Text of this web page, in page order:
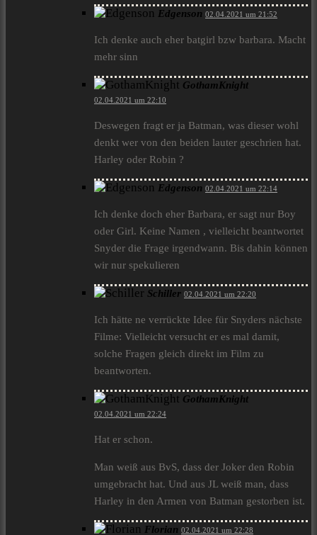
Edgenson 02.04.2021 um 21:52
Ich denke auch eher batgirl bzw barbara. Macht
mehr sinn
GothamKnight
02.04.2021 um 22:10
Deswegen fragt er ja Batman, was dieser wohl
denkt wer von den beiden lauter geschrien hat.
Harley oder Robin ?
Edgenson 02.04.2021 um 22:14
Ich denke doch eher Barbara, er sagt nur Boy
oder Girl. Keine Namen , vielleicht beantwortet
Snyder die Frage irgendwann. Bis dahin können
wir nur spekulieren
Schiller 02.04.2021 um 22:20
Ich hätte ne verrückte Idee für Snyders nächste
Filme: Vielleicht versucht er es mal damit,
solche Fragen gleich direkt im Film zu
beantworten.
GothamKnight
02.04.2021 um 22:24
Hat er schon.
Man weiß aus BvS, dass der Joker den Robin
umgebracht hat. Und aus JL weiß man, dass
Harley in den Armen von Batman gestorben ist.
Florian 02.04.2021 um 22:28